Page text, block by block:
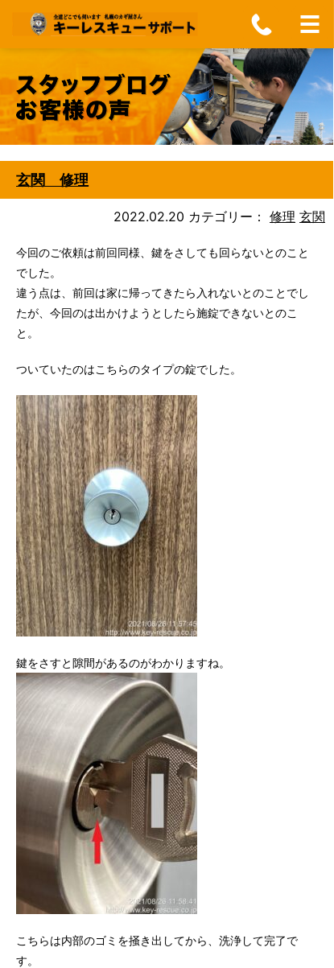
玄関 修理
2022.02.20 カテゴリー： 修理 玄関
今回のご依頼は前回同様、鍵をさしても回らないとのこと
でした。
違う点は、前回は家に帰ってきたら入れないとのことでし
たが、今回のは出かけようとしたら施錠できないとのこ
と。
ついていたのはこちらのタイプの錠でした。
鍵をさすと隙間があるのがわかりますね。
こちらは内部のゴミを掻き出してから、洗浄して完了で
す。